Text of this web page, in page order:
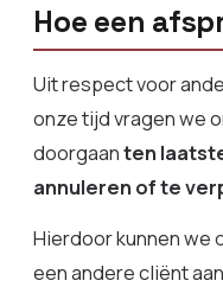
Hoe een
Uit respect voor
onze tijd vragen we
doorgaanten
annuleren of te
Hierdoor kunnen we
een andere cliënt